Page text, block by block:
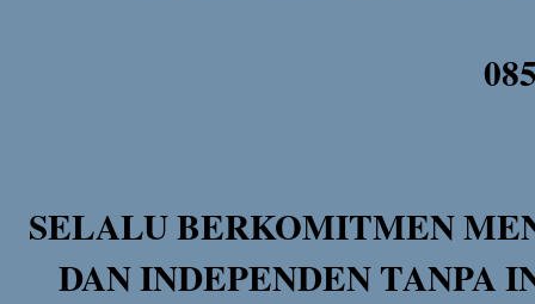
SELALU BERKOMITMEN
DAN INDEPENDEN TANPA